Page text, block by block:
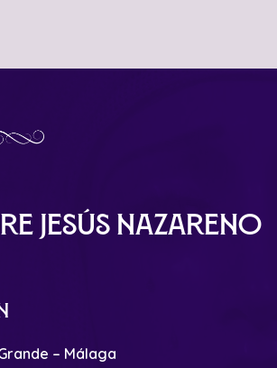
Jesús Nazareno
– Málaga